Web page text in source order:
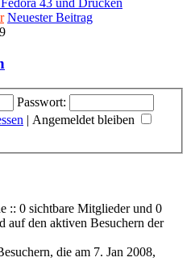
43 und Drucken
Neuester Beitrag
Passwort:
| Angemeldet bleiben
:: 0 sichtbare Mitglieder und 0
auf den aktiven Besuchern der
die am 7. Jan 2008,